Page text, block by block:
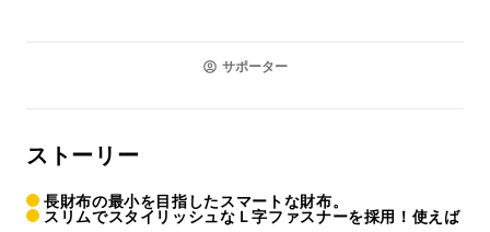
サポーター
ストーリー
長財布の最小を目指したスマートな財布。
スリムでスタイリッシュなＬ字ファスナーを採用！使えば